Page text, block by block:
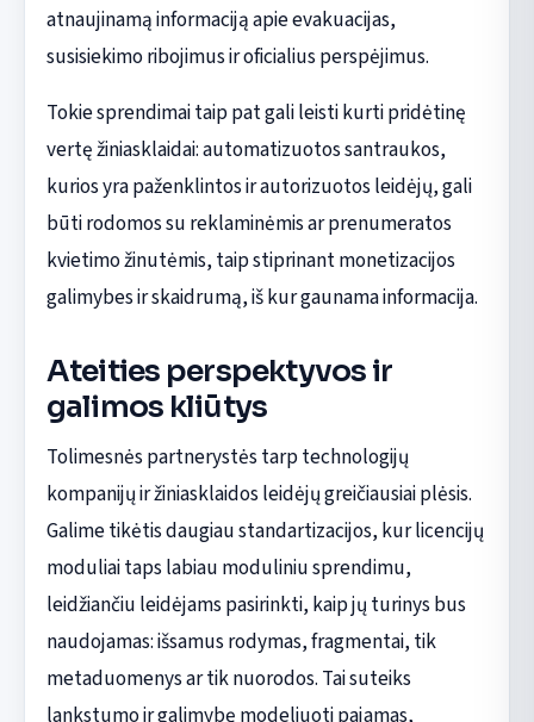
atnaujinamą informaciją apie evakuacijas,
susisiekimo ribojimus ir oficialius perspėjimus.
Tokie sprendimai taip pat gali leisti kurti pridėtinę
vertę žiniasklaidai: automatizuotos santraukos,
kurios yra paženklintos ir autorizuotos leidėjų, gali
būti rodomos su reklaminėmis ar prenumeratos
kvietimo žinutėmis, taip stiprinant monetizacijos
galimybes ir skaidrumą, iš kur gaunama informacija.
Ateities perspektyvos ir
galimos kliūtys
Tolimesnės partnerystės tarp technologijų
kompanijų ir žiniasklaidos leidėjų greičiausiai plėsis.
Galime tikėtis daugiau standartizacijos, kur licencijų
moduliai taps labiau moduliniu sprendimu,
leidžiančiu leidėjams pasirinkti, kaip jų turinys bus
naudojamas: išsamus rodymas, fragmentai, tik
metaduomenys ar tik nuorodos. Tai suteiks
lankstumo ir galimybę modeliuoti pajamas,